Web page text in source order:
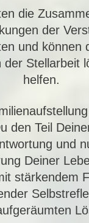
die
der
und können
der Stellarbeit
helfen.
den Teil
und
Deiner
stärkendem